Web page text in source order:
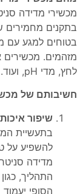
מכשירי מדידה
בתקנים מחמירים
בטוחים למגע עם
מזהמים. מכשירים
לחץ, מדי pH, ועוד.
חשיבותם של
שיפור
בתעשיית
להשפיע על
מדידה
התהליך,
הסופי